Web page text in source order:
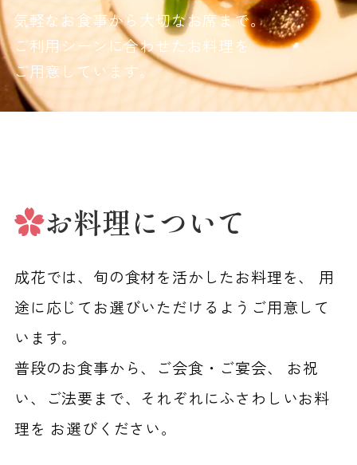
気軽なお食事から大切なお席まで。
ご利用シーンに合わせたお料理を
ご用意しています。
お料理について
成花では、旬の食材を活かしたお料理を、
用
途に応じてお選びいただけるようご用意して
います。
普段のお食事から、ご会食・ご宴会、
お祝
い、ご法要まで、それぞれにふさわしいお料
理を お選びください。